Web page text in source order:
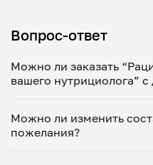
Вопрос-ответ
Можно ли заказать
вашего нутрициолога”
Укажите удобное время
домашнее блюдо в
Можно ли изменить
пожелания?